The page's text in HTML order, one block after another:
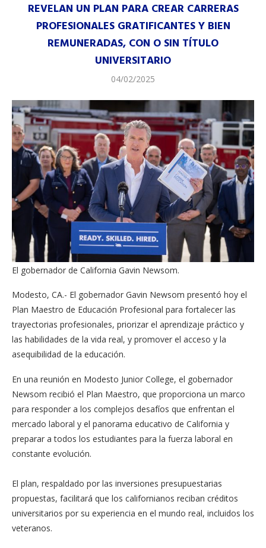
REVELAN UN PLAN PARA CREAR CARRERAS
PROFESIONALES GRATIFICANTES Y BIEN
REMUNERADAS, CON O SIN TÍTULO
UNIVERSITARIO
04/02/2025
El gobernador de California Gavin Newsom.
Modesto, CA.- El gobernador Gavin Newsom presentó hoy el
Plan Maestro de Educación Profesional para fortalecer las
trayectorias profesionales, priorizar el aprendizaje práctico y
las habilidades de la vida real, y promover el acceso y la
asequibilidad de la educación.
En una reunión en Modesto Junior College, el gobernador
Newsom recibió el Plan Maestro, que proporciona un marco
para responder a los complejos desafíos que enfrentan el
mercado laboral y el panorama educativo de California y
preparar a todos los estudiantes para la fuerza laboral en
constante evolución.
El plan, respaldado por las inversiones presupuestarias
propuestas, facilitará que los californianos reciban créditos
universitarios por su experiencia en el mundo real, incluidos los
veteranos.